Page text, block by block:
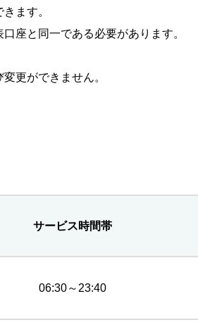
ます。
座と同一である必要があります。
更ができません。
サービス時間帯
06:30～23:40